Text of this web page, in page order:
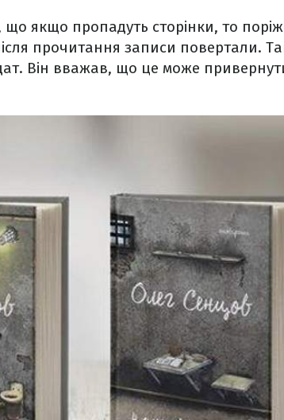
якщо пропадуть сторінки, то
прочитання записи повертали.
Він вважав, що це може